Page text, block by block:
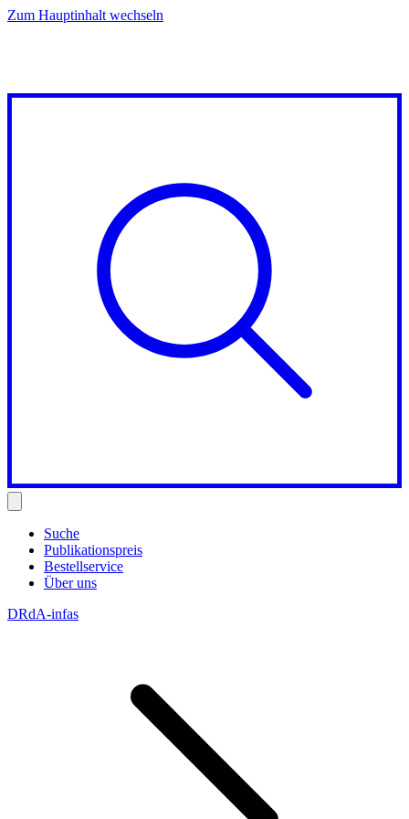
Zum Hauptinhalt wechseln
Suche
Publikationspreis
Bestellservice
Über uns
DRdA-infas